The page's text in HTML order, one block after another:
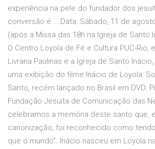
experiência na pele do fundador dos
conversão é … Data: Sábado, 11 de
(após a Missa das 18h na Igreja de Santo
O Centro Loyola de Fé e Cultura PUC-Rio,
Livraria Paulinas e a Igreja de Santo
uma exibição do filme Inácio de Loyola:
Santo, recém lançado no Brasil em DVD.
Fundação Jesuíta de Comunicação das
celebramos a memória deste santo que,
canonização, foi reconhecido como
que o mundo”. Inácio nasceu em Loyola